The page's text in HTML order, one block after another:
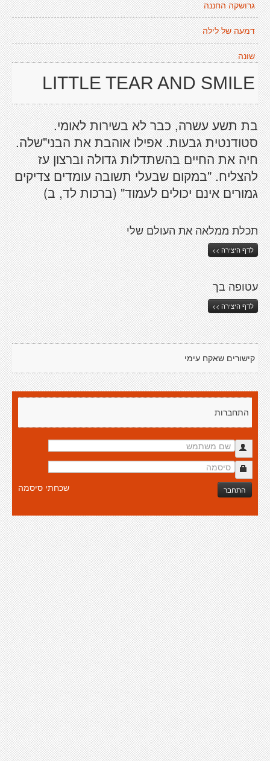
גרושקה החננה
דמעה של לילה
שונה
LITTLE TEAR AND SMILE
בת תשע עשרה, כבר לא בשירות לאומי.
סטודנטית גבעות. אפילו אוהבת את הבני"שלה.
חיה את החיים בהשתדלות גדולה וברצון עז
להצליח. "במקום שבעלי תשובה עומדים צדיקים
גמורים אינם יכולים לעמוד" (ברכות לד, ב)
תכלת ממלאה את העולם שלי
לדף היצירה >>
עטופה בך
לדף היצירה >>
קישורים שאקח עימי
התחברות
התחבר שכחתי סיסמה